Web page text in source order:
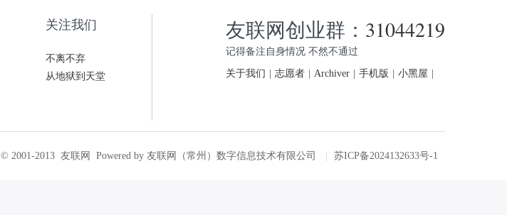
关注我们
不离不弃
从地狱到天堂
友联网创业群： 31044219
记得备注自身情况 不然不通过
关于我们 志愿者 Archiver 手机版 小黑屋
© 2001-2013 友联网 Powered by 友联网（常州）数字信息技术有限公司 苏ICP备2024132633号-1